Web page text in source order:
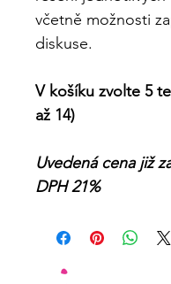
včetně možnosti
diskuse.
V košíku zvolte 5
až 14)
Uvedená cena již
DPH 21%